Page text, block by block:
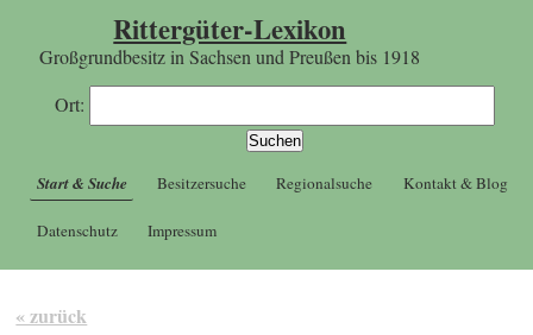
Rittergüter-Lexikon
Großgrundbesitz in Sachsen und Preußen bis 1918
Ort:
Start & Suche Besitzersuche Regionalsuche Kontakt & Blog
Datenschutz Impressum
« zurück